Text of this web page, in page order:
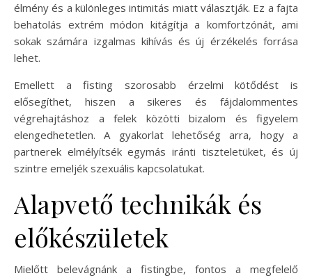
élmény és a különleges intimitás miatt választják. Ez a fajta
behatolás extrém módon kitágítja a komfortzónát, ami
sokak számára izgalmas kihívás és új érzékelés forrása
lehet.
Emellett a fisting szorosabb érzelmi kötődést is
elősegíthet, hiszen a sikeres és fájdalommentes
végrehajtáshoz a felek közötti bizalom és figyelem
elengedhetetlen. A gyakorlat lehetőség arra, hogy a
partnerek elmélyítsék egymás iránti tiszteletüket, és új
szintre emeljék szexuális kapcsolatukat.
Alapvető technikák és
előkészületek
Mielőtt belevágnánk a fistingbe, fontos a megfelelő